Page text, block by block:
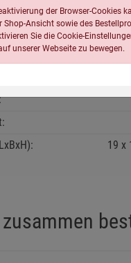
19
der Browser-Cookies
Shop-Ansicht sowie des
Sie die Cookie-
unserer Webseite zu bewegen.